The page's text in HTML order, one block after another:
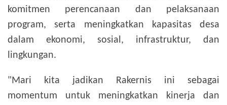
komitmen perencanaan dan pelaksanaan
program, serta meningkatkan kapasitas desa
dalam ekonomi, sosial, infrastruktur, dan
lingkungan.
"Mari kita jadikan Rakernis ini sebagai
momentum untuk meningkatkan kinerja dan